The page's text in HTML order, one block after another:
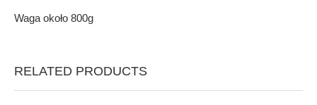
Waga około 800g
RELATED PRODUCTS